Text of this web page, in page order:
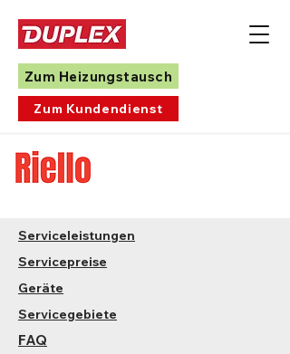
Zum Kundendienst
Zum Heizungstausch
Serviceleistungen
Servicepreise
Geräte
Servicegebiete
FAQ